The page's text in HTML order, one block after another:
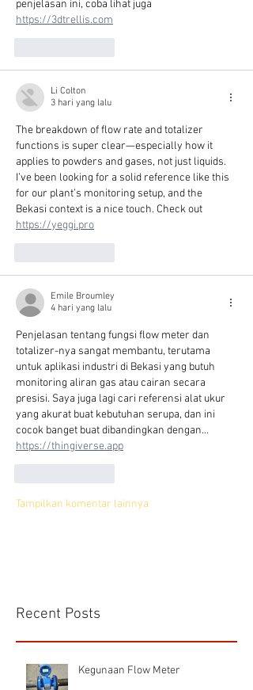
penjelasan ini, coba lihat juga
https://3dtrellis.com
Li Colton
3 hari yang lalu
The breakdown of flow rate and totalizer
functions is super clear—especially how it
applies to powders and gases, not just liquids.
I’ve been looking for a solid reference like this
for our plant’s monitoring setup, and the
Bekasi context is a nice touch. Check out
https://yeggi.pro
Emile Broumley
4 hari yang lalu
Penjelasan tentang fungsi flow meter dan
totalizer-nya sangat membantu, terutama
untuk aplikasi industri di Bekasi yang butuh
monitoring aliran gas atau cairan secara
presisi. Saya juga lagi cari referensi alat ukur
yang akurat buat kebutuhan serupa, dan ini
cocok banget buat dibandingkan dengan…
https://thingiverse.app
Tampilkan komentar lainnya
Recent Posts
Kegunaan Flow Meter